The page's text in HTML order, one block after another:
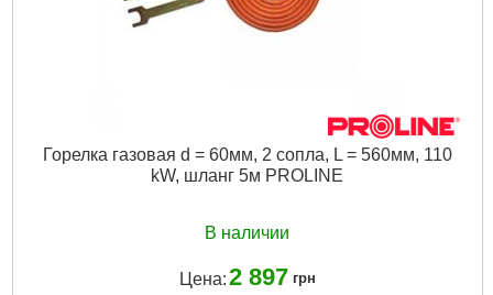
Горелка газовая d = 60мм, 2 сопла, L = 560мм, 110
kW, шланг 5м PROLINE
В наличии
Цена:2 897 грн